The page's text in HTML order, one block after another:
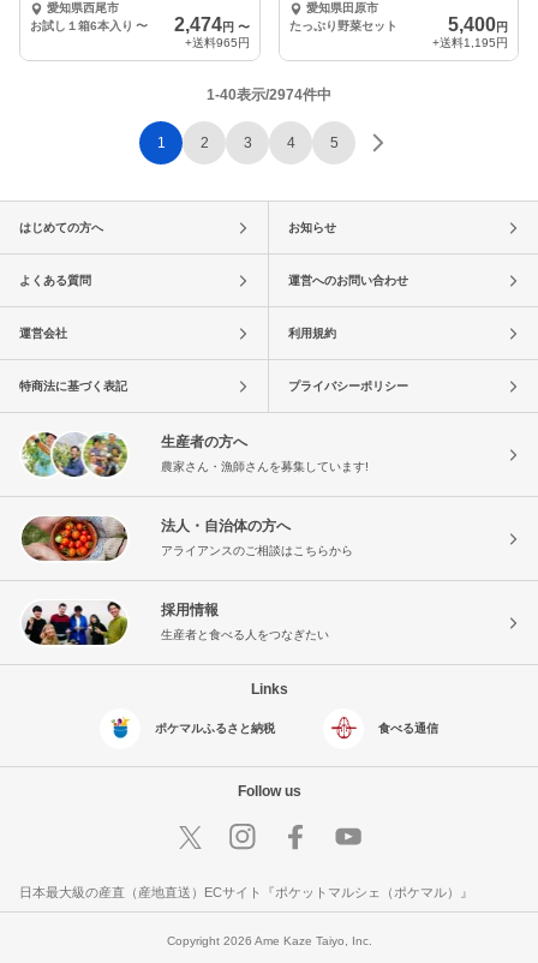
ウモロコシ
愛知県西尾市
お試し１箱6本入り 〜 2,474円 〜
+送料965円
愛知県田原市
たっぷり野菜セット
5,400円
+送料1,195円
1-40表示/2974件中
1 2 3 4 5
はじめての方へ お知らせ
よくある質問 運営へのお問い合わせ
運営会社 利用規約
特商法に基づく表記 プライバシーポリシー
生産者の方へ
農家さん・漁師さんを募集しています!
法人・自治体の方へ
アライアンスのご相談はこちらから
採用情報
生産者と食べる人をつなぎたい
Links
ポケマルふるさと納税 食べる通信
Follow us
日本最大級の産直（産地直送）ECサイト『ポケットマルシェ（ポケマル）』
Copyright 2026 Ame Kaze Taiyo, Inc.